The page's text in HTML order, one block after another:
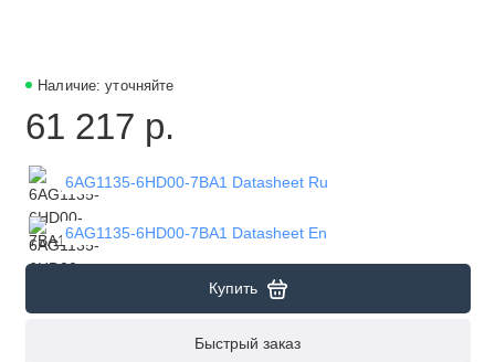
Наличие: уточняйте
61 217 р.
6AG1135-6HD00-7BA1 Datasheet Ru
6AG1135-6HD00-7BA1 Datasheet En
Купить
Быстрый заказ